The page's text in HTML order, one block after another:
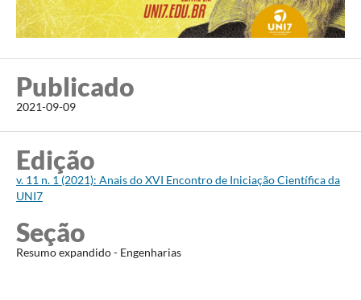
Publicado
2021-09-09
Edição
v. 11 n. 1 (2021): Anais do XVI Encontro de Iniciação Científica da
UNI7
Seção
Resumo expandido - Engenharias